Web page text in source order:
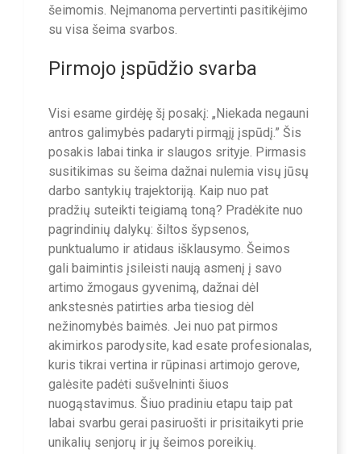
šeimomis. Neįmanoma pervertinti pasitikėjimo
su visa šeima svarbos.
Pirmojo įspūdžio svarba
Visi esame girdėję šį posakį: „Niekada negauni
antros galimybės padaryti pirmąjį įspūdį.” Šis
posakis labai tinka ir slaugos srityje. Pirmasis
susitikimas su šeima dažnai nulemia visų jūsų
darbo santykių trajektoriją. Kaip nuo pat
pradžių suteikti teigiamą toną? Pradėkite nuo
pagrindinių dalykų: šiltos šypsenos,
punktualumo ir atidaus išklausymo. Šeimos
gali baimintis įsileisti naują asmenį į savo
artimo žmogaus gyvenimą, dažnai dėl
ankstesnės patirties arba tiesiog dėl
nežinomybės baimės. Jei nuo pat pirmos
akimirkos parodysite, kad esate profesionalas,
kuris tikrai vertina ir rūpinasi artimojo gerove,
galėsite padėti sušvelninti šiuos
nuogąstavimus. Šiuo pradiniu etapu taip pat
labai svarbu gerai pasiruošti ir prisitaikyti prie
unikalių senjorų ir jų šeimos poreikių.